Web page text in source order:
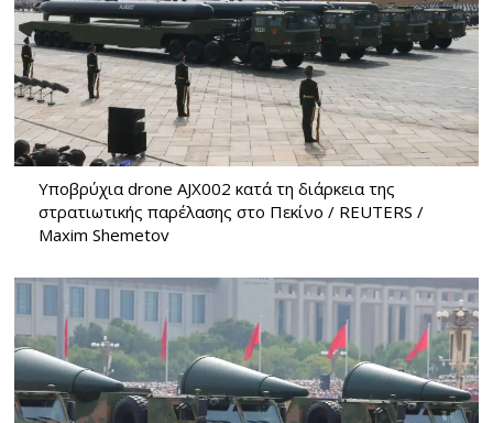
Υποβρύχια drone AJX002 κατά τη διάρκεια της
στρατιωτικής παρέλασης στο Πεκίνο / REUTERS /
Maxim Shemetov